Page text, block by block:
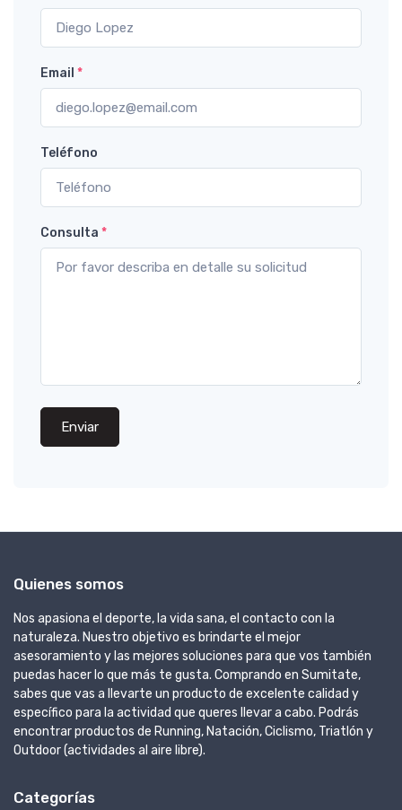
Email *
Teléfono
Consulta *
Enviar
Quienes somos
Nos apasiona el deporte, la vida sana, el contacto con la
naturaleza. Nuestro objetivo es brindarte el mejor
asesoramiento y las mejores soluciones para que vos también
puedas hacer lo que más te gusta. Comprando en Sumitate,
sabes que vas a llevarte un producto de excelente calidad y
específico para la actividad que queres llevar a cabo. Podrás
encontrar productos de Running, Natación, Ciclismo, Triatlón y
Outdoor (actividades al aire libre).
Categorías